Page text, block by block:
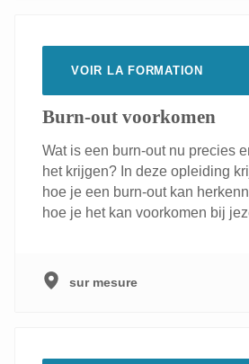
VOIR LA FORMATION
Burn-out voorkomen
Wat is een burn-out nu precies
het krijgen? In deze opleiding
hoe je een burn-out kan
hoe je het kan voorkomen bij
sur mesure